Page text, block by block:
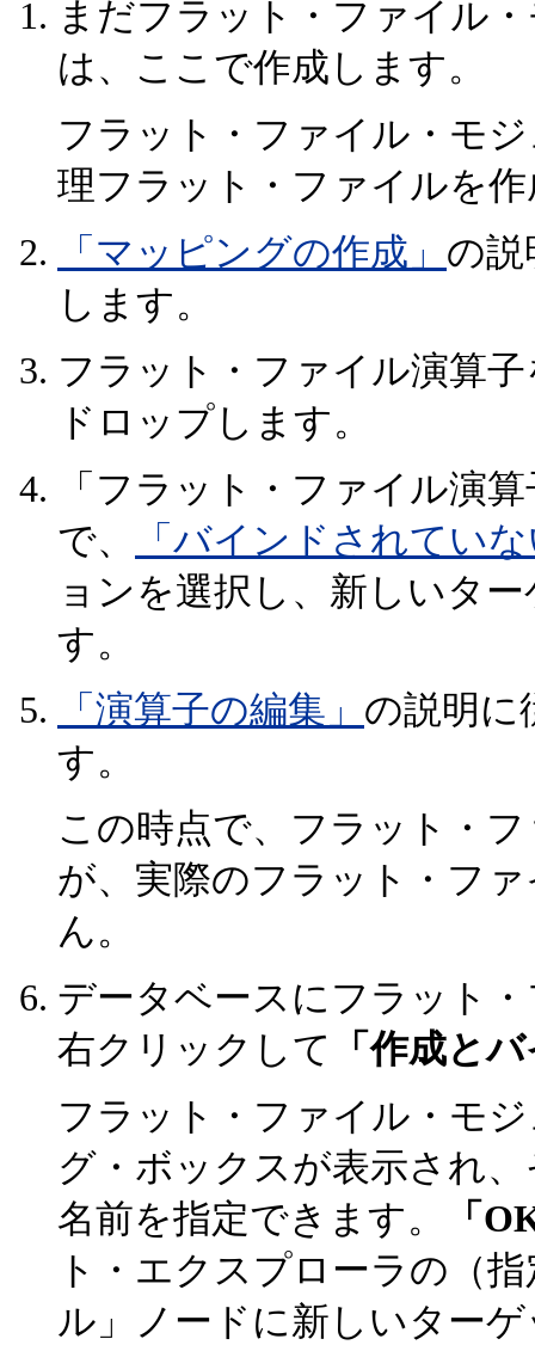
まだフラット・ファイル
は、ここで作成します。
フラット・ファイル・モ
理フラット・ファイルを
「マッピングの作成」 の説
します。
フラット・ファイル演算
ドロップします。
「フラット・ファイル演
で、
「バインドされてい
ョンを選択し、新しいタ
す。
「演算子の編集」 の説明に
す。
この時点で、フラット・
が、実際のフラット・フ
ん。
データベースにフラット
右クリックして
「作成と
フラット・ファイル・モ
グ・ボックスが表示され
名前を指定できます。
「
ト・エクスプローラの（
ル」ノードに新しいター